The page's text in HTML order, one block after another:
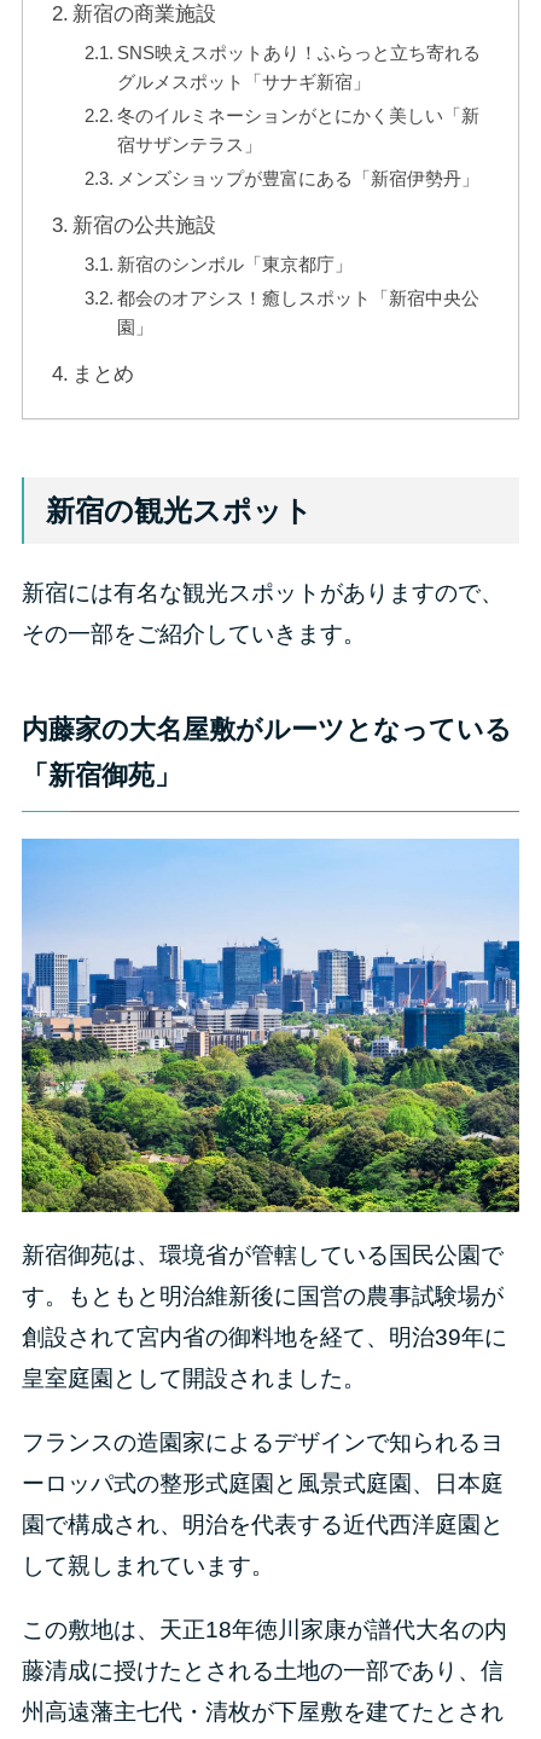
新宿の商業施設
SNS映えスポットあり！ふらっと立ち寄れる
グルメスポット「サナギ新宿」
冬のイルミネーションがとにかく美しい「新
宿サザンテラス」
メンズショップが豊富にある「新宿伊勢丹」
新宿の公共施設
新宿のシンボル「東京都庁」
都会のオアシス！癒しスポット「新宿中央公
園」
まとめ
新宿の観光スポット
新宿には有名な観光スポットがありますので、
その一部をご紹介していきます。
内藤家の大名屋敷がルーツとなっている
「新宿御苑」
新宿御苑は、環境省が管轄している国民公園で
す。もともと明治維新後に国営の農事試験場が
創設されて宮内省の御料地を経て、明治39年に
皇室庭園として開設されました。
フランスの造園家によるデザインで知られるヨ
ーロッパ式の整形式庭園と風景式庭園、日本庭
園で構成され、明治を代表する近代西洋庭園と
して親しまれています。
この敷地は、天正18年徳川家康が譜代大名の内
藤清成に授けたとされる土地の一部であり、信
州高遠藩主七代・清枚が下屋敷を建てたとされ